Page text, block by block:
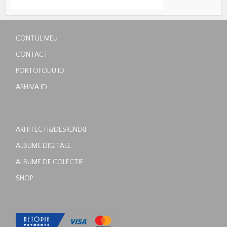
CONTUL MEU
CONTACT
PORTOFOLIU ID
ARHIVA ID
ARHITECTI&DESIGNERI
ALBUME DIGITALE
ALBUME DE COLECTIE
SHOP